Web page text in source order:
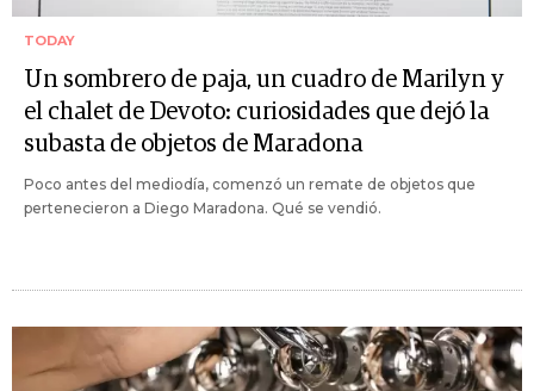
TODAY
Un sombrero de paja, un cuadro de Marilyn y
el chalet de Devoto: curiosidades que dejó la
subasta de objetos de Maradona
Poco antes del mediodía, comenzó un remate de objetos que
pertenecieron a Diego Maradona. Qué se vendió.